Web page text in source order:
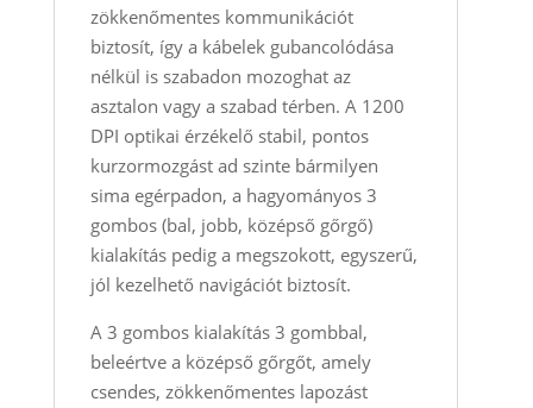
zökkenőmentes kommunikációt
biztosít, így a kábelek gubancolódása
nélkül is szabadon mozoghat az
asztalon vagy a szabad térben. A 1200
DPI optikai érzékelő stabil, pontos
kurzormozgást ad szinte bármilyen
sima egérpadon, a hagyományos 3
gombos (bal, jobb, középső gőrgő)
kialakítás pedig a megszokott, egyszerű,
jól kezelhető navigációt biztosít.
A 3 gombos kialakítás 3 gombbal,
beleértve a középső gőrgőt, amely
csendes, zökkenőmentes lapozást